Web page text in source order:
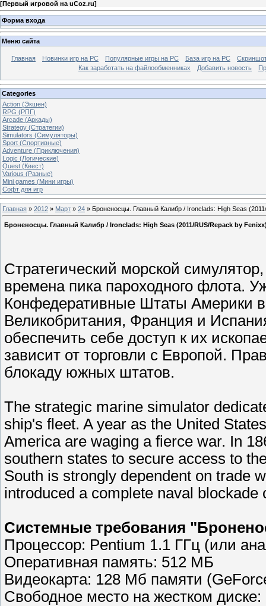
[Первый игровой на uCoz.ru]
Форма входа
Меню сайта
Главная Новинки игр на PC Популярные игры на PC База игр на РС
Как заработать на файлообменниках
Добавить новость
Categories
Action (Экшен)
RPG (РПГ)
Arcade (Аркады)
Strategy (Стратегии)
Simulators (Симуляторы)
Sport (Спортивные)
Adventure (Приключения)
Logic (Логические)
Quest (Квест)
Various (Разные)
Mini games (Мини игры)
Софт для игр
Главная » 2012 » Март » 24 » Броненосцы. Главный Калибр / Ironclads: High Seas
Броненосцы. Главный Калибр / Ironclads: High Seas (2011/RUS/Repack by
Стратегический морской
времена пика пароходного флота.
Конфедеративные Штаты Америки
Великобритания, Франция и
обеспечить себе доступ к их
зависит от торговли с Европой.
блокаду южных штатов.
The strategic marine simulator
ship's fleet. A year as the United
America are waging a fierce war. In
southern states to secure access to
South is strongly dependent on trade
introduced a complete naval blockade
Системные требования
Процессор: Pentium 1.1 ГГц (или
Оперативная память: 512 МБ
Видеокарта: 128 Мб памяти
Свободное место на жестком